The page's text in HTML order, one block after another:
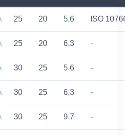
25 20 5,6 ISO
25 20 6,3 -
30 25 5,6 -
30 25 6,3 -
30 25 9,7 -